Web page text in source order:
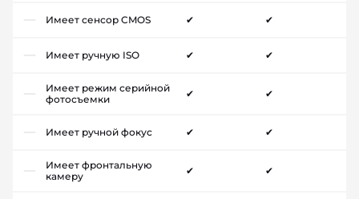
Имеет сенсор CMOS ✔ ✔
Имеет ручную ISO ✔ ✔
Имеет режим серийной
фотосъемки
✔ ✔
Имеет ручной фокус ✔ ✔
Имеет фронтальную
камеру
✔ ✔